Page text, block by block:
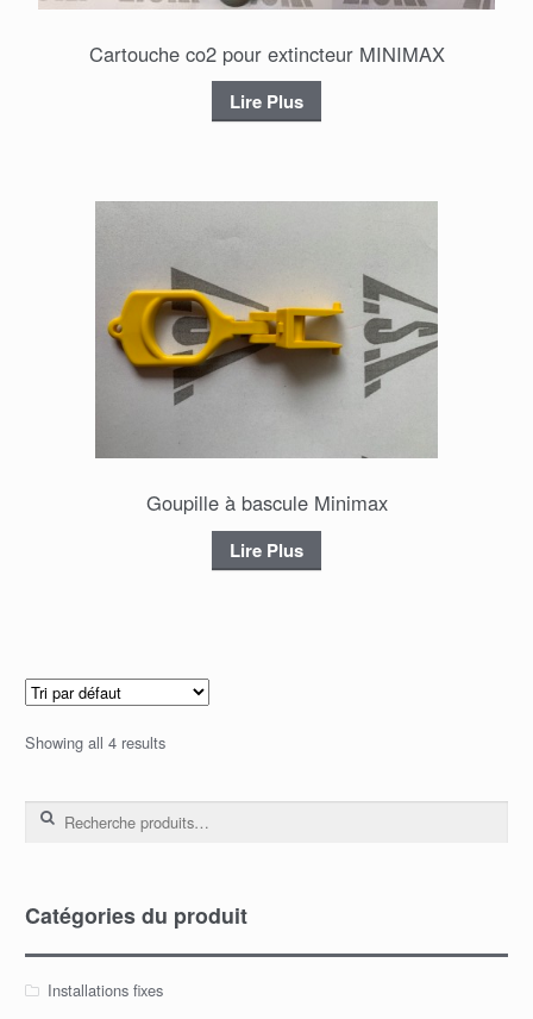
Cartouche co2 pour extincteur MINIMAX
Lire Plus
Goupille à bascule Minimax
Lire Plus
Showing all 4 results
Recherche pour :
Catégories du produit
Installations fixes